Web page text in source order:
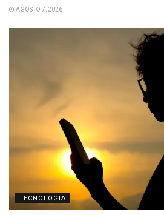
AGOSTO 7, 2026
TECNOLOGIA